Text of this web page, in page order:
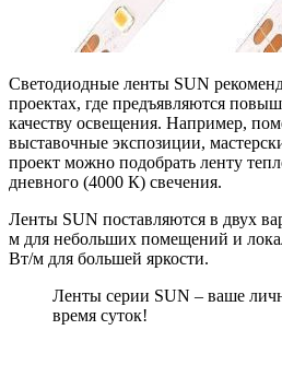
Светодиодные ленты SUN
проектах, где предъявляются
качеству освещения. Например,
выставочные экспозиции,
проект можно подобрать ленту
дневного (4000 К) свечения.
Ленты SUN поставляются в двух
м для небольших помещений и
Вт/м для большей яркости.
Ленты серии SUN – ваше
время суток!